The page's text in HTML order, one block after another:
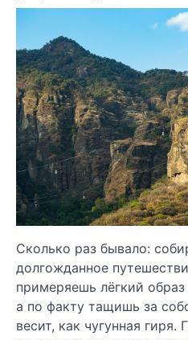
Сколько раз бывало:
долгожданное
примеряешь лёгкий
а по факту тащишь за
весит, как чугунная гиря.